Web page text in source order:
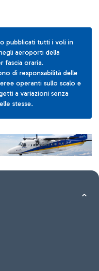
pubblicati tutti i voli in
aeroporti della
fascia oraria.
di responsabilità delle
operanti sullo scalo e
a variazioni senza
stesse.